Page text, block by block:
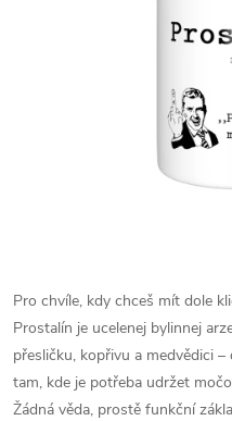
Pro chvíle, kdy chceš mít dole
Prostalín je ucelenej bylinnej
přesličku, kopřivu a medvědici
tam, kde je potřeba udržet
Žádná věda, prostě funkční